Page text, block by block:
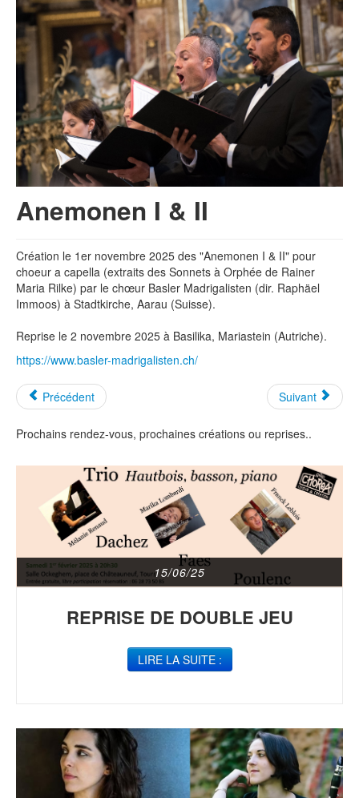
Anemonen I & II
Création le 1er novembre 2025 des "Anemonen I & II" pour
choeur a capella (extraits des Sonnets à Orphée de Rainer
Maria Rilke) par le chœur Basler Madrigalisten (dir. Raphäel
Immoos) à Stadtkirche, Aarau (Suisse).
Reprise le 2 novembre 2025 à Basilika, Mariastein (Autriche).
https://www.basler-madrigalisten.ch/
Précédent Suivant
Prochains rendez-vous, prochaines créations ou reprises..
15/06/25
REPRISE DE DOUBLE JEU
LIRE LA SUITE :